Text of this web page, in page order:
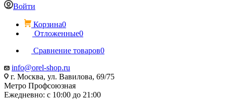
Войти
Корзина0
Отложенные0
Сравнение товаров0
info@orel-shop.ru
г. Москва, ул. Вавилова, 69/75
Метро Профсоюзная
Ежедневно: с 10:00 до 21:00